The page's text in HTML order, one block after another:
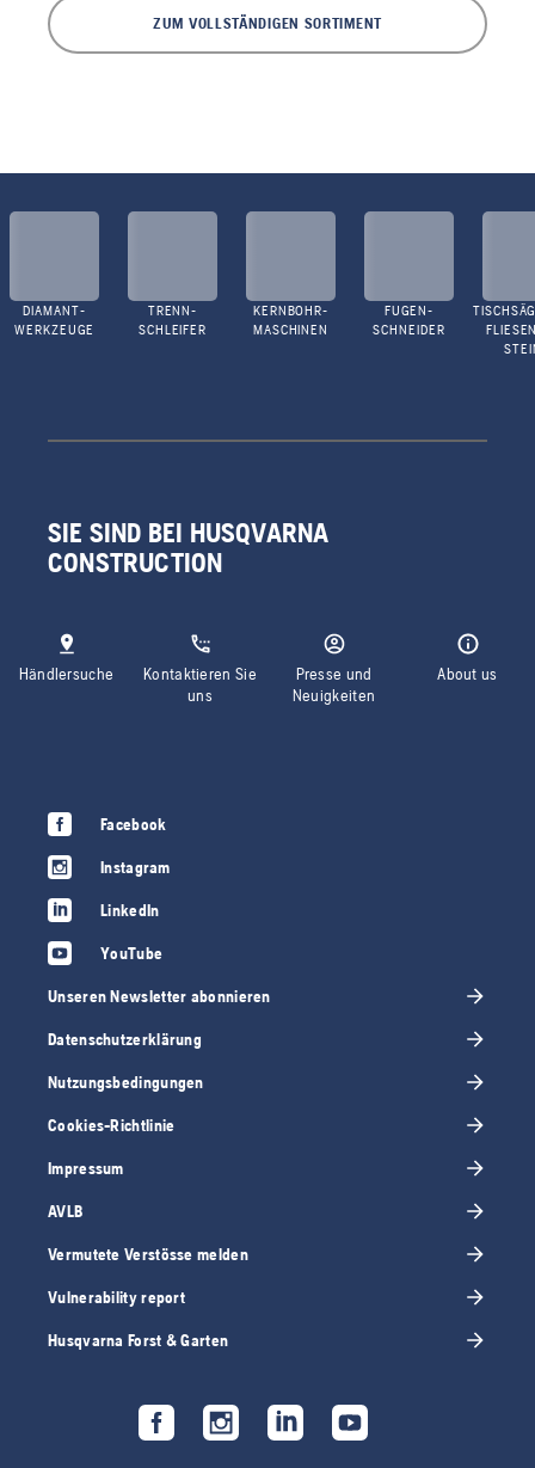
ZUM VOLLSTÄNDIGEN SORTIMENT
DIAMANT-
WERKZEUGE
TRENN-
SCHLEIFER
KERNBOHR-
MASCHINEN
FUGEN-
SCHNEIDER
SIE SIND BEI HUSQVARNA
CONSTRUCTION
Händlersuche
Kontaktieren Sie
uns
Presse und
Neuigkeiten
About us
Facebook
Instagram
LinkedIn
YouTube
Unseren Newsletter abonnieren
Datenschutzerklärung
Nutzungsbedingungen
Cookies-Richtlinie
Impressum
AVLB
Vermutete Verstösse melden
Vulnerability report
Husqvarna Forst & Garten